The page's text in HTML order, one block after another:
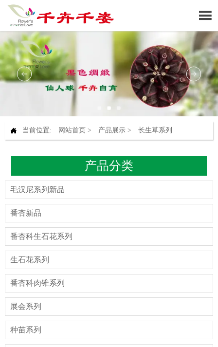

 当前位置: 网站首页 > 产品展示 > 长生草系列
产品分类
毛汉尼系列新品
番杏新品
番杏科生石花系列
生石花系列
番杏科肉锥系列
展会系列
种苗系列